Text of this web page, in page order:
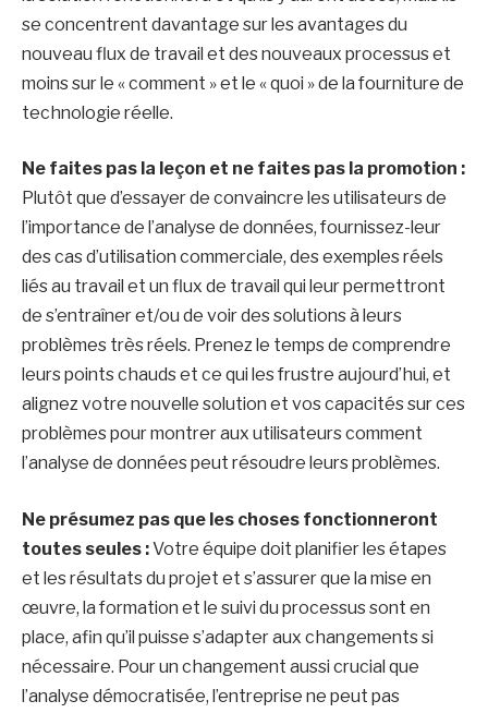
se concentrent davantage sur les avantages du
nouveau flux de travail et des nouveaux processus et
moins sur le « comment » et le « quoi » de la fourniture de
technologie réelle.
Ne faites pas la leçon et ne faites pas la promotion :
Plutôt que d’essayer de convaincre les utilisateurs de
l’importance de l’analyse de données, fournissez-leur
des cas d’utilisation commerciale, des exemples réels
liés au travail et un flux de travail qui leur permettront
de s’entraîner et/ou de voir des solutions à leurs
problèmes très réels. Prenez le temps de comprendre
leurs points chauds et ce qui les frustre aujourd’hui, et
alignez votre nouvelle solution et vos capacités sur ces
problèmes pour montrer aux utilisateurs comment
l’analyse de données peut résoudre leurs problèmes.
Ne présumez pas que les choses fonctionneront
toutes seules :Votre équipe doit planifier les étapes
et les résultats du projet et s’assurer que la mise en
œuvre, la formation et le suivi du processus sont en
place, afin qu’il puisse s’adapter aux changements si
nécessaire. Pour un changement aussi crucial que
l’analyse démocratisée, l’entreprise ne peut pas